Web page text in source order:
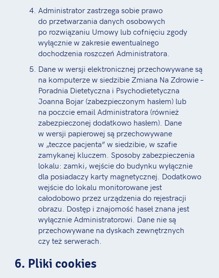
Administrator zastrzega sobie prawo
do przetwarzania danych osobowych
po rozwiązaniu Umowy lub cofnięciu zgody
wyłącznie w zakresie ewentualnego
dochodzenia roszczeń Administratora.
Dane w wersji elektronicznej przechowywane są
na komputerze w siedzibie Zmiana Na Zdrowie –
Poradnia Dietetyczna i Psychodietetyczna
Joanna Bojar (zabezpieczonym hasłem) lub
na poczcie email Administratora (również
zabezpieczonej dodatkowo hasłem). Dane
w wersji papierowej są przechowywane
w „teczce pacjenta” w siedzibie, w szafie
zamykanej kluczem. Sposoby zabezpieczenia
lokalu: zamki, wejście do budynku wyłącznie
dla posiadaczy karty magnetycznej. Dodatkowo
wejście do lokalu monitorowane jest
całodobowo przez urządzenia do rejestracji
obrazu. Dostęp i znajomość haseł znana jest
wyłącznie Administratorowi. Dane nie są
przechowywane na dyskach zewnętrznych
czy też serwerach.
6. Pliki cookies